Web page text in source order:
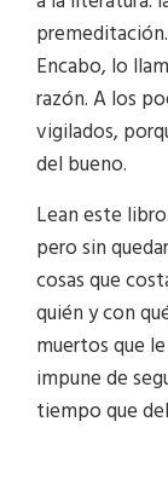
Encabo, lo
razón. A los
vigilados,
del bueno.
Lean este
pero sin
cosas que
quién y con
muertos que
impune de
tiempo que